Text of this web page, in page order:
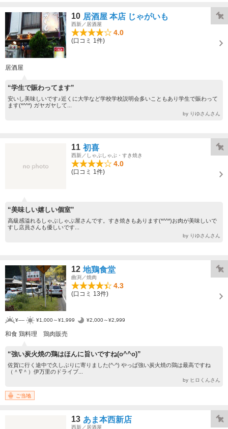
10 居酒屋 本店 じゃがいも
西新／居酒屋
4.0
(口コミ 1件)
居酒屋
“学生で賑わってます”
安いし美味しいです♪近くに大学など学校学校説明会多いこともあり学生で賑わって
ます(*^^*) ガヤガヤして...
by りゆさんさん
11 初喜
西新／しゃぶしゃぶ・すき焼き
4.0
(口コミ 1件)
“美味しい嬉しい個室”
高級感溢れるしゃぶしゃぶ屋さんです。すき焼きもあります(*^^*)お肉が美味しいで
すし店員さんも優しいです...
by りゆさんさん
12 地鶏食堂
曲渕／焼肉
4.3
(口コミ 13件)
¥---- ¥1,000～¥1,999 ¥2,000～¥2,999
和食 鶏料理 鶏肉販売
“強い炭火焼の鶏はほんに旨いですね(o^^o)”
佐賀に行く途中で久しぶりに寄りました(^-^) やっぱ強い炭火焼の鶏は最高ですね
（＾∇＾）伊万里のドライブ...
by ヒロくんさん
ご当地
13 あま本西新店
西新／居酒屋